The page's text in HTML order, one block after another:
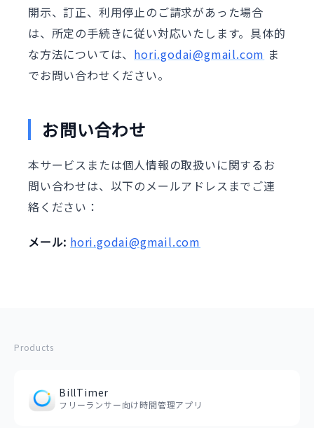
開示、訂正、利用停止のご請求があった場合
は、所定の手続きに従い対応いたします。具体的
な方法については、 hori.godai@gmail.com ま
でお問い合わせください。
お問い合わせ
本サービスまたは個人情報の取扱いに関するお
問い合わせは、以下のメールアドレスまでご連
絡ください：
メール: hori.godai@gmail.com
Products
BillTimer
フリーランサー向け時間管理アプリ